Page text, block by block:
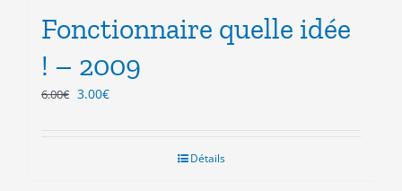
Fonctionnaire quelle idée
! – 2009
6.00€ Le
3.00€Le
Détails